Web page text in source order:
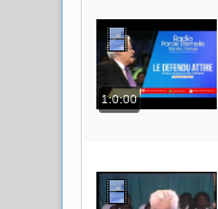
1:0:00